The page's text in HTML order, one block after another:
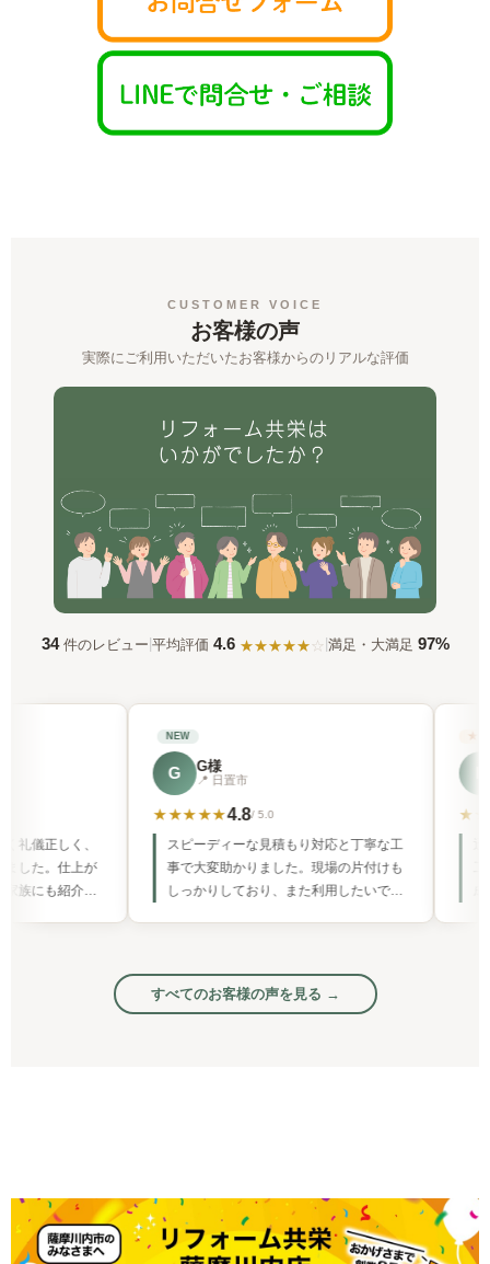
CUSTOMER VOICE
お客様の声
実際にご利用いただいたお客様からのリアルな評価
34件のレビュー 平均評価 4.6 ★★★★★ ☆ 満足・大満足 97%
ディーな見積もり対応と丁寧な工
変助かりました。現場の片付けも
りしており、また利用したいで
★★★★★
迅速かつ丁寧な対応で感動しました
工中も細かく状況を教えていただ
成後の出来栄えも最高でした。リ
すべてのお客様の声を見る →